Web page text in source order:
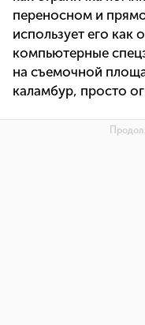
переносном и
использует его
компьютерные
на съемочной
каламбур, просто